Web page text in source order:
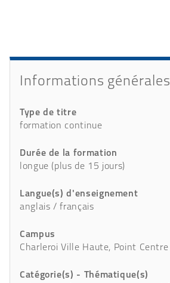
Détails
Informations générales
Type de titre
formation continue
Durée de la formation
longue (plus de 15 jours)
Langue(s) d'enseignement
anglais / français
Campus
Charleroi Ville Haute, Point Centre
Catégorie(s) - Thématique(s)